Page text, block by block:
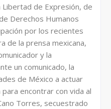
Libertad de Expresión, de
Derechos Humanos
por los recientes
de la prensa mexicana,
y la
un comunicado, la
de México a actuar
encontrar con vida al
Torres, secuestrado